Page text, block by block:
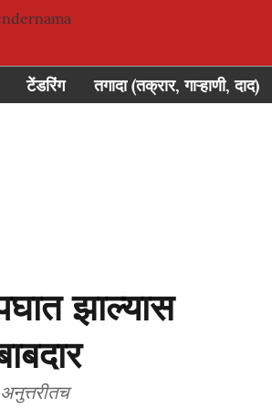
टेंडरिंग तगादा (तक्रार, गाऱ्हाणी, दाद)
झाल्यास